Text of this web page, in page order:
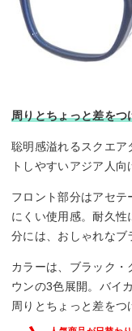
周りとちょっと差をつ
聡明感溢れるスクエア
トしやすいアジア人向
フロント部分はアセ
にくい使用感。耐久
分には、おしゃれなブ
カラーは、ブラック・
ウンの3色展開。バイ
周りとちょっと差をつ